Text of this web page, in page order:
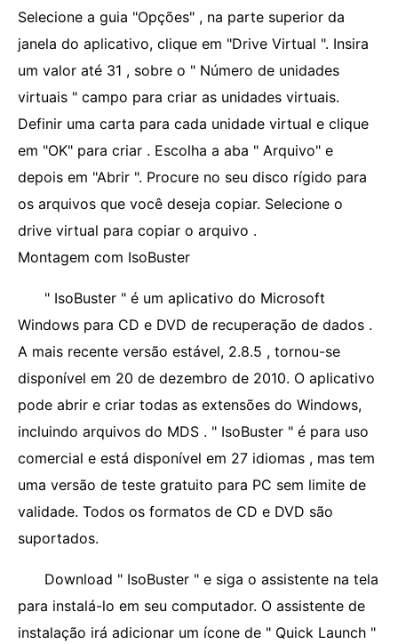
Selecione a guia "Opções" , na parte superior da
janela do aplicativo, clique em "Drive Virtual ". Insira
um valor até 31 , sobre o " Número de unidades
virtuais " campo para criar as unidades virtuais.
Definir uma carta para cada unidade virtual e clique
em "OK" para criar . Escolha a aba " Arquivo" e
depois em "Abrir ". Procure no seu disco rígido para
os arquivos que você deseja copiar. Selecione o
drive virtual para copiar o arquivo .
Montagem com IsoBuster
" IsoBuster " é um aplicativo do Microsoft
Windows para CD e DVD de recuperação de dados .
A mais recente versão estável, 2.8.5 , tornou-se
disponível em 20 de dezembro de 2010. O aplicativo
pode abrir e criar todas as extensões do Windows,
incluindo arquivos do MDS . " IsoBuster " é para uso
comercial e está disponível em 27 idiomas , mas tem
uma versão de teste gratuito para PC sem limite de
validade. Todos os formatos de CD e DVD são
suportados.
Download " IsoBuster " e siga o assistente na tela
para instalá-lo em seu computador. O assistente de
instalação irá adicionar um ícone de " Quick Launch "